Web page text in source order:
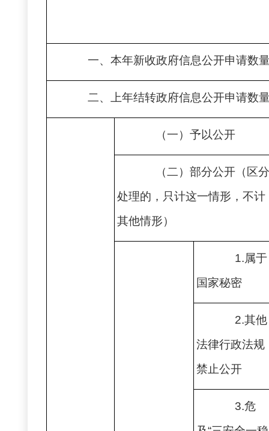
一、本年新收政府信息公开申请数
二、上年结转政府信息公开申请数
（一）予以公开
（二）部分公开（区
处理的，只计这一情形，不计
其他情形）
1.属于
国家秘密
2.其他
法律行政法规
禁止公开
3.危